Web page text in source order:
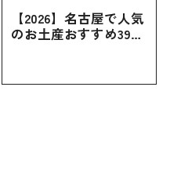
【2026】名古屋で人気
のお土産おすすめ39選
お土産・ばらまき用ま